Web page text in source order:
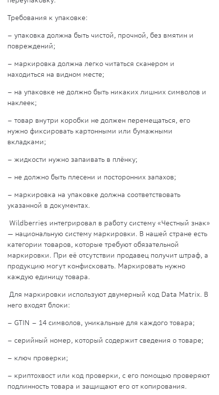
Требования к упаковке:
– упаковка должна быть чистой, прочной, без вмятин и
повреждений;
– маркировка должна легко читаться сканером и
находиться на видном месте;
– на упаковке не должно быть никаких лишних символов и
наклеек;
– товар внутри коробки не должен перемещаться, его
нужно фиксировать картонными или бумажными
вкладками;
– жидкости нужно запаивать в плёнку;
– не должно быть плесени и посторонних запахов;
– маркировка на упаковке должна соответствовать
указанной в документах.
Wildberries интегрировал в работу систему «Честный знак»
— национальную систему маркировки. В нашей стране есть
категории товаров, которые требуют обязательной
маркировки. При её отсутствии продавец получит штраф, а
продукцию могут конфисковать. Маркировать нужно
каждую единицу товара.
Для маркировки используют двумерный код Data Matrix. В
него входят блоки:
– GTIN – 14 символов, уникальные для каждого товара;
– серийный номер, который содержит сведения о товаре;
– ключ проверки;
– криптохвост или код проверки, с его помощью проверяют
подлинность товара и защищают его от копирования.